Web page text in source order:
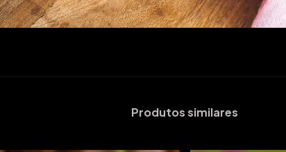
Produtos similares